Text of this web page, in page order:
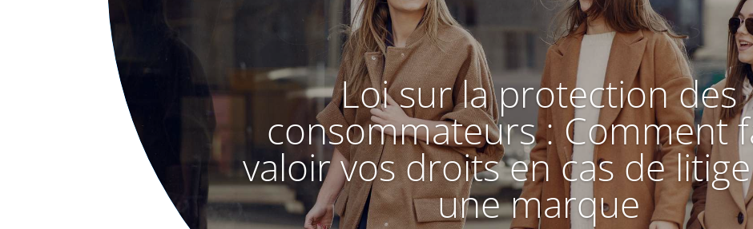
Loi sur la protection des
consommateurs : Comment
valoir vos droits en cas de
une marque